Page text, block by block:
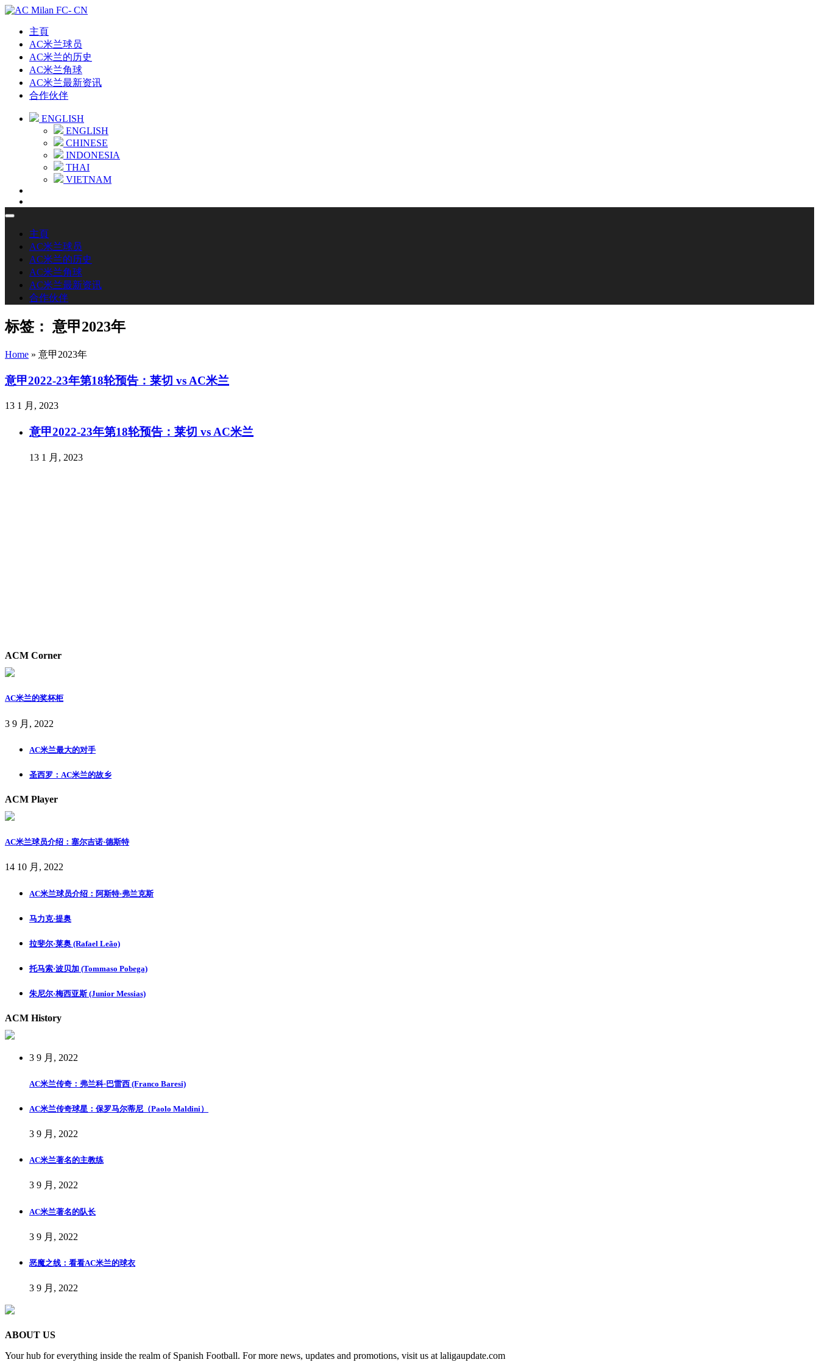
主頁
AC米兰球员
AC米兰的历史
AC米兰角球
AC米兰最新资讯
合作伙伴
ENGLISH
ENGLISH
CHINESE
INDONESIA
THAI
VIETNAM
主頁
AC米兰球员
AC米兰的历史
AC米兰角球
AC米兰最新资讯
合作伙伴
标签： 意甲2023年
Home » 意甲2023年
意甲2022-23年第18轮预告：莱切 vs AC米兰
13 1 月, 2023
意甲2022-23年第18轮预告：莱切 vs AC米兰
13 1 月, 2023
ACM Corner
AC米兰的奖杯柜
3 9 月, 2022
AC米兰最大的对手
圣西罗：AC米兰的故乡
ACM Player
AC米兰球员介绍：塞尔吉诺·德斯特
14 10 月, 2022
AC米兰球员介绍：阿斯特·弗兰克斯
马力克·提奥
拉斐尔·莱奥 (Rafael Leão)
托马索·波贝加 (Tommaso Pobega)
朱尼尔·梅西亚斯 (Junior Messias)
ACM History
3 9 月, 2022
AC米兰传奇：弗兰科·巴雷西 (Franco Baresi)
AC米兰传奇球星：保罗马尔蒂尼（Paolo Maldini）
3 9 月, 2022
AC米兰著名的主教练
3 9 月, 2022
AC米兰著名的队长
3 9 月, 2022
恶魔之线：看看AC米兰的球衣
3 9 月, 2022
ABOUT US
Your hub for everything inside the realm of Spanish Football. For more news, updates and promotions, visit us at laligaupdate.com